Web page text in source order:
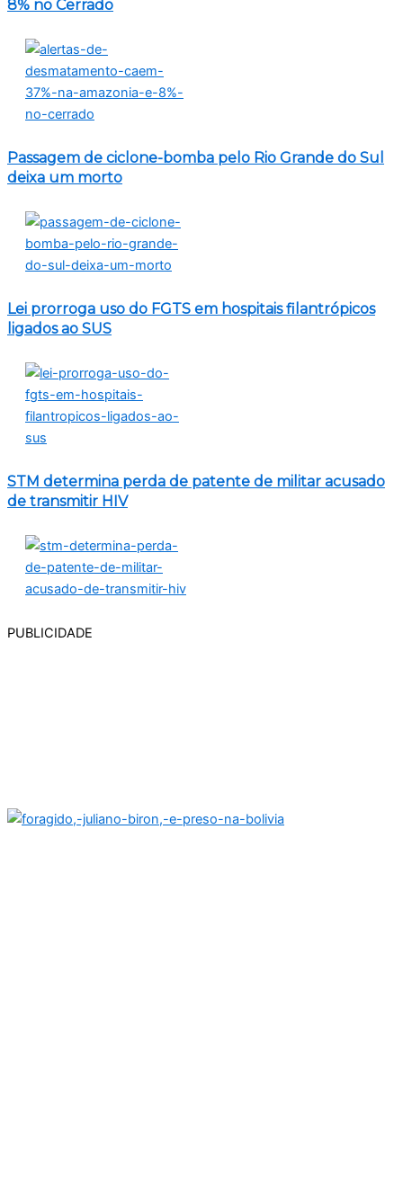
8% no Cerrado
Passagem de ciclone-bomba pelo Rio Grande do Sul
deixa um morto
Lei prorroga uso do FGTS em hospitais filantrópicos
ligados ao SUS
STM determina perda de patente de militar acusado
de transmitir HIV
PUBLICIDADE